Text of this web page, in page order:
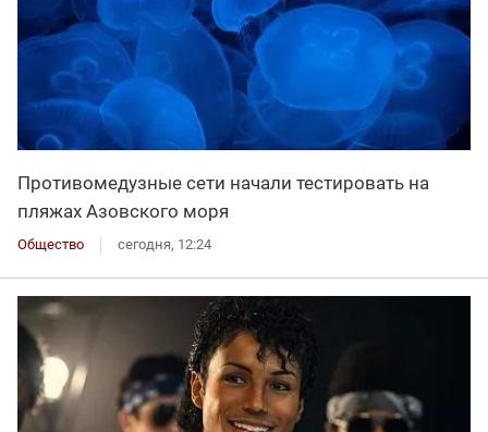
Противомедузные сети начали тестировать на
пляжах Азовского моря
Общество сегодня, 12:24